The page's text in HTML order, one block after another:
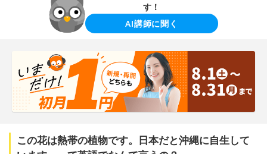
す！
AI講師に聞く
この花は熱帯の植物です。日本だと沖縄に自生して